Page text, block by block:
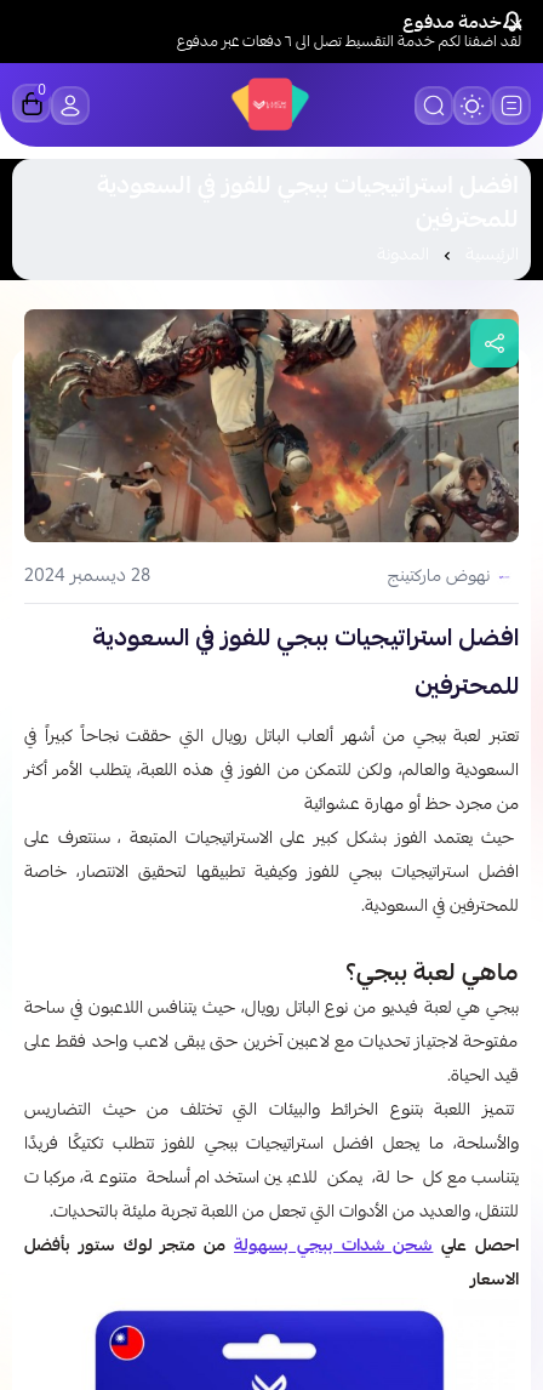
خدمة مدفوع
لقد اضفنا لكم خدمة التقسيط تصل الى ٦ دفعات عبر مدفوع
LUCK STORE
0
نهوض ماركتينج 28 ديسمبر 2024
افضل استراتيجيات ببجي للفوز في السعودية
للمحترفين
تعتبر لعبة ببجي من أشهر ألعاب الباتل رويال التي حققت نجاحاً كبيراً في
السعودية والعالم، ولكن للتمكن من الفوز في هذه اللعبة، يتطلب الأمر أكثر
من مجرد حظ أو مهارة عشوائية
حيث يعتمد الفوز بشكل كبير على الاستراتيجيات المتبعة ، سنتعرف على
افضل استراتيجيات ببجي للفوز وكيفية تطبيقها لتحقيق الانتصار، خاصة
للمحترفين في السعودية.
ماهي لعبة ببجي؟
ببجي هي لعبة فيديو من نوع الباتل رويال، حيث يتنافس اللاعبون في ساحة
مفتوحة لاجتياز تحديات مع لاعبين آخرين حتى يبقى لاعب واحد فقط على
قيد الحياة.
تتميز اللعبة بتنوع الخرائط والبيئات التي تختلف من حيث التضاريس
والأسلحة، ما يجعل افضل استراتيجيات ببجي للفوز تتطلب تكتيكًا فريدًا
يتناسب مع كل حالة، يمكن للاعبين استخدام أسلحة متنوعة، مركبات
للتنقل، والعديد من الأدوات التي تجعل من اللعبة تجربة مليئة بالتحديات.
احصل عليشحن شدات ببجي بسهولة من متجر لوك ستور بأفضل
الاسعار